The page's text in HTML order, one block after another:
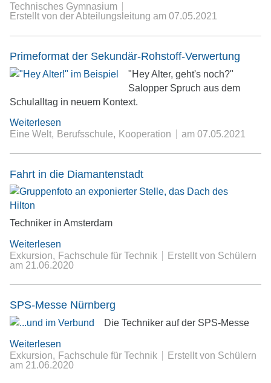
Technisches Gymnasium
Erstellt von der Abteilungsleitung am 07.05.2021
Primeformat der Sekundär-Rohstoff-Verwertung
"Hey Alter, geht's noch?"
Salopper Spruch aus dem
Schulalltag in neuem Kontext.
Weiterlesen
Eine Welt
Berufsschule Kooperation am 07.05.2021
Fahrt in die Diamantenstadt
Techniker in Amsterdam
Weiterlesen
Exkursion
Fachschule für Technik
Erstellt von Schülern
am 21.06.2020
SPS-Messe Nürnberg
Die Techniker auf der SPS-Messe
Weiterlesen
Exkursion
Fachschule für Technik
Erstellt von Schülern
am 21.06.2020